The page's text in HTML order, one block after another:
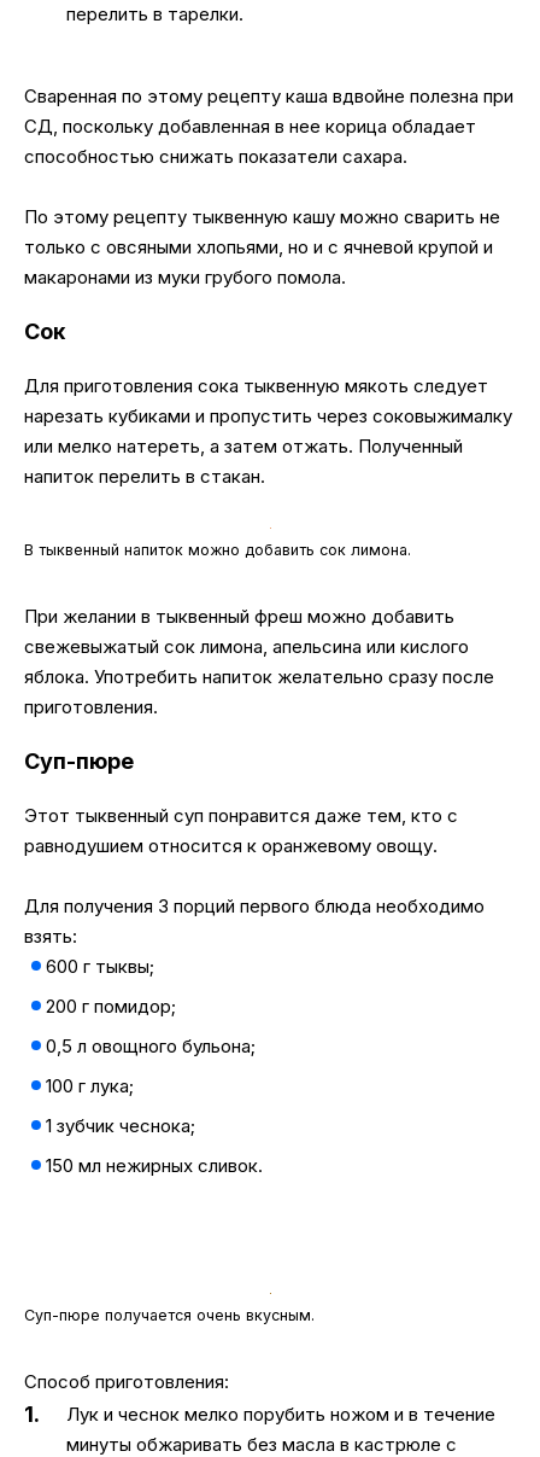
перелить в тарелки.
Сваренная по этому рецепту каша вдвойне полезна при
СД, поскольку добавленная в нее корица обладает
способностью снижать показатели сахара.
По этому рецепту тыквенную кашу можно сварить не
только с овсяными хлопьями, но и с ячневой крупой и
макаронами из муки грубого помола.
Сок
Для приготовления сока тыквенную мякоть следует
нарезать кубиками и пропустить через соковыжималку
или мелко натереть, а затем отжать. Полученный
напиток перелить в стакан.
В тыквенный напиток можно добавить сок лимона.
При желании в тыквенный фреш можно добавить
свежевыжатый сок лимона, апельсина или кислого
яблока. Употребить напиток желательно сразу после
приготовления.
Суп-пюре
Этот тыквенный суп понравится даже тем, кто с
равнодушием относится к оранжевому овощу.
Для получения 3 порций первого блюда необходимо
взять:
600 г тыквы;
200 г помидор;
0,5 л овощного бульона;
100 г лука;
1 зубчик чеснока;
150 мл нежирных сливок.
Суп-пюре получается очень вкусным.
Способ приготовления:
Лук и чеснок мелко порубить ножом и в течение
минуты обжаривать без масла в кастрюле с